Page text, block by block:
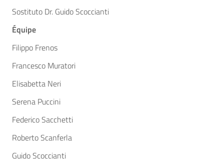
Sostituto Dr. Guido Scoccianti
Équipe
Filippo Frenos
Francesco Muratori
Elisabetta Neri
Serena Puccini
Federico Sacchetti
Roberto Scanferla
Guido Scoccianti